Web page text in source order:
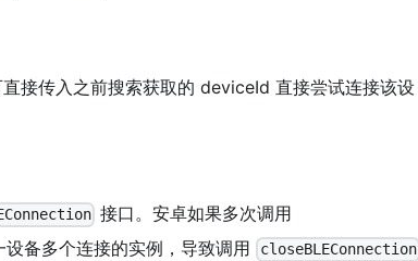
接传入之前搜索获取的 deviceId 直接尝试连接该设
接口。安卓如果多次调用
备多个连接的实例，导致调用 closeBLEConnection